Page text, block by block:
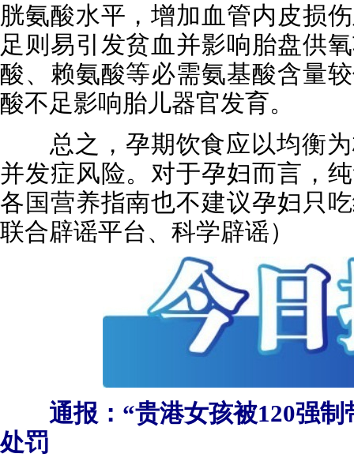
胱氨酸水平，增加血管内皮损
足则易引发贫血并影响胎盘供
酸、赖氨酸等必需氨基酸含量
酸不足影响胎儿器官发育。
总之，孕期饮食应以均衡为
并发症风险。对于孕妇而言，
各国营养指南也不建议孕妇只
联合辟谣平台、科学辟谣）
通报：“贵港女孩被120强制
处罚